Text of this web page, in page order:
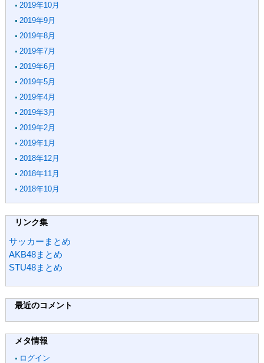
2019年10月
2019年9月
2019年8月
2019年7月
2019年6月
2019年5月
2019年4月
2019年3月
2019年2月
2019年1月
2018年12月
2018年11月
2018年10月
リンク集
サッカーまとめ
AKB48まとめ
STU48まとめ
最近のコメント
メタ情報
ログイン